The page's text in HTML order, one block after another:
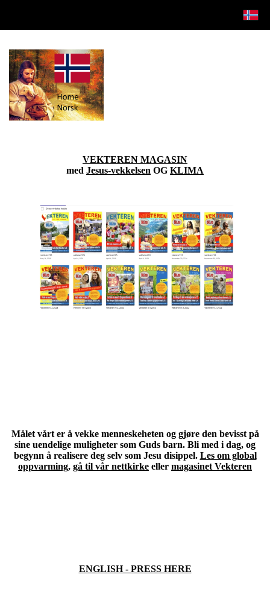
VEKTEREN MAGASIN
med Jesus-vekkelsen OG KLIMA
Målet vårt er å vekke menneskeheten og gjøre den bevisst på
sine uendelige muligheter som Guds barn. Bli med i dag, og
begynn å realisere deg selv som Jesu disippel. Les om global
oppvarming, gå til vår nettkirke eller magasinet Vekteren
ENGLISH - PRESS HERE